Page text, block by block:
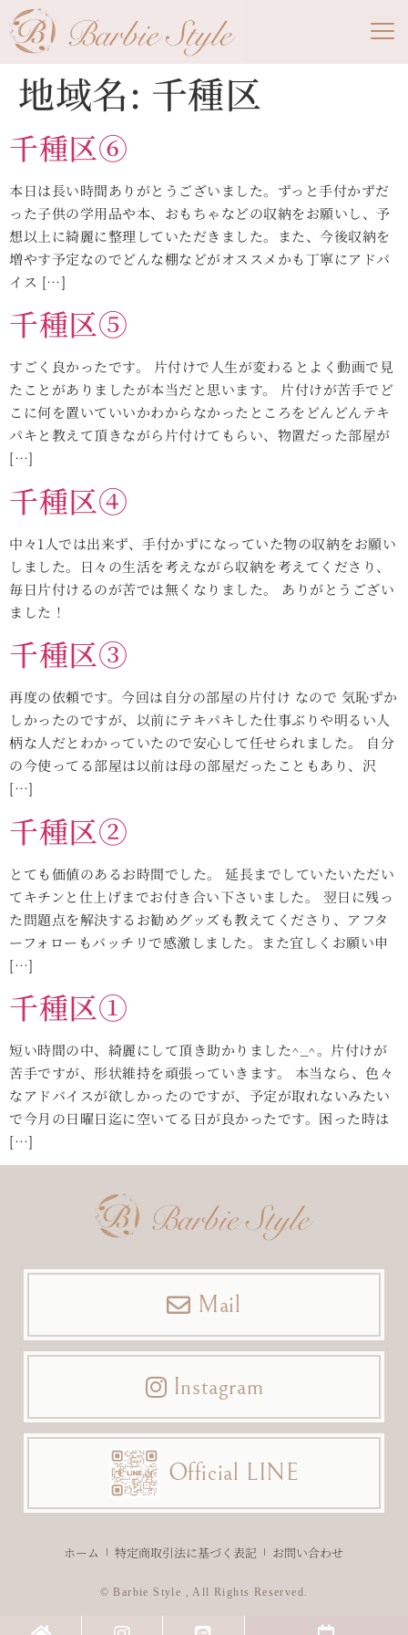
地域名: 千種区
千種区⑥
本日は長い時間ありがとうございました。ずっと手付かずだ
った子供の学用品や本、おもちゃなどの収納をお願いし、予
想以上に綺麗に整理していただきました。また、今後収納を
増やす予定なのでどんな棚などがオススメかも丁寧にアドバ
イス […]
千種区⑤
すごく良かったです。 片付けで人生が変わるとよく動画で見
たことがありましたが本当だと思います。 片付けが苦手でど
こに何を置いていいかわからなかったところをどんどんテキ
パキと教えて頂きながら片付けてもらい、物置だった部屋が
[…]
千種区④
中々1人では出来ず、手付かずになっていた物の収納をお願い
しました。日々の生活を考えながら収納を考えてくださり、
毎日片付けるのが苦では無くなりました。 ありがとうござい
ました！
千種区③
再度の依頼です。今回は自分の部屋の片付け なので 気恥ずか
しかったのですが、以前にテキパキした仕事ぶりや明るい人
柄な人だとわかっていたので安心して任せられました。 自分
の今使ってる部屋は以前は母の部屋だったこともあり、沢
[…]
千種区②
とても価値のあるお時間でした。 延長までしていたいただい
てキチンと仕上げまでお付き合い下さいました。 翌日に残っ
た問題点を解決するお勧めグッズも教えてくださり、アフタ
ーフォローもバッチリで感激しました。また宜しくお願い申
[…]
千種区①
短い時間の中、綺麗にして頂き助かりました^_^。片付けが
苦手ですが、形状維持を頑張っていきます。 本当なら、色々
なアドバイスが欲しかったのですが、予定が取れないみたい
で今月の日曜日迄に空いてる日が良かったです。困った時は
[…]
Mail
Instagram
Official LINE
ホーム 特定商取引法に基づく表記 お問い合わせ
© Barbie Style , All Rights Reserved.